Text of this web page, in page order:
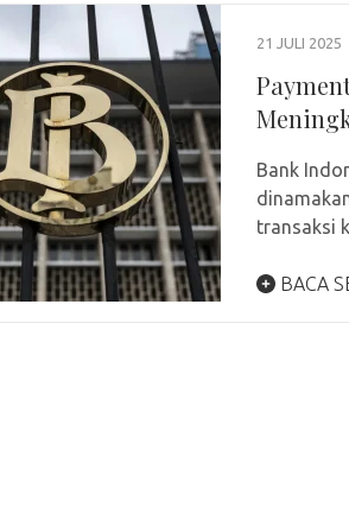
21 JULI 2025
Bank
transaksi
BACA